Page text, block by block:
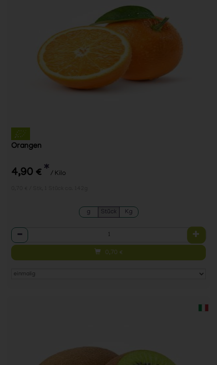
Orangen
4,90 € * / Kilo
g Stück Kg
Anzahl
0,70 €